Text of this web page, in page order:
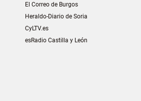
El Correo de Burgos
Heraldo-Diario de Soria
CyLTV.es
esRadio Castilla y León